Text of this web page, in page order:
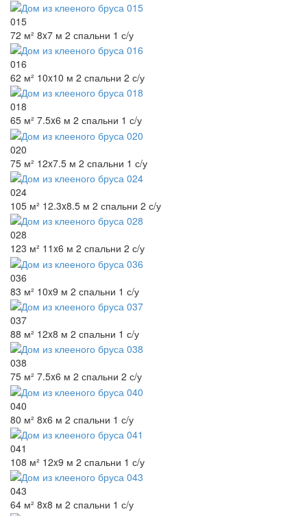
015
72 м² 8x7 м 2 спальни 1 с/у
016
62 м² 10x10 м 2 спальни 2 с/у
018
65 м² 7.5x6 м 2 спальни 1 с/у
020
75 м² 12x7.5 м 2 спальни 1 с/у
024
105 м² 12.3x8.5 м 2 спальни 2 с/у
028
123 м² 11x6 м 2 спальни 2 с/у
036
83 м² 10x9 м 2 спальни 1 с/у
037
88 м² 12x8 м 2 спальни 1 с/у
038
75 м² 7.5x6 м 2 спальни 2 с/у
040
80 м² 8x6 м 2 спальни 1 с/у
041
108 м² 12x9 м 2 спальни 1 с/у
043
64 м² 8x8 м 2 спальни 1 с/у